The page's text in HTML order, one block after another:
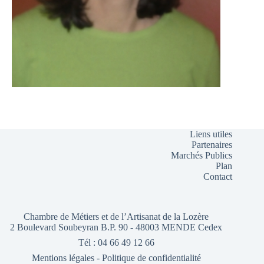
Liens utiles
Partenaires
Marchés Publics
Plan
Contact
Chambre de Métiers et de l’Artisanat de la Lozère
2 Boulevard Soubeyran B.P. 90 - 48003 MENDE Cedex
Tél : 04 66 49 12 66
Mentions légales- Politique de confidentialité